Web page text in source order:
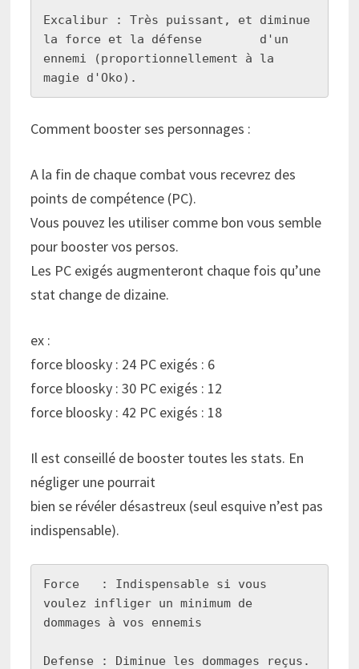
Excalibur : Très puissant, et diminue
la force et la défense        d'un
ennemi (proportionnellement à la
magie d'Oko).
Comment booster ses personnages :
A la fin de chaque combat vous recevrez des
points de compétence (PC).
Vous pouvez les utiliser comme bon vous semble
pour booster vos persos.
Les PC exigés augmenteront chaque fois qu’une
stat change de dizaine.
ex :
force bloosky : 24 PC exigés : 6
force bloosky : 30 PC exigés : 12
force bloosky : 42 PC exigés : 18
Il est conseillé de booster toutes les stats. En
négliger une pourrait
bien se révéler désastreux (seul esquive n’est pas
indispensable).
Force   : Indispensable si vous
voulez infliger un minimum de
dommages à vos ennemis
Defense : Diminue les dommages reçus.